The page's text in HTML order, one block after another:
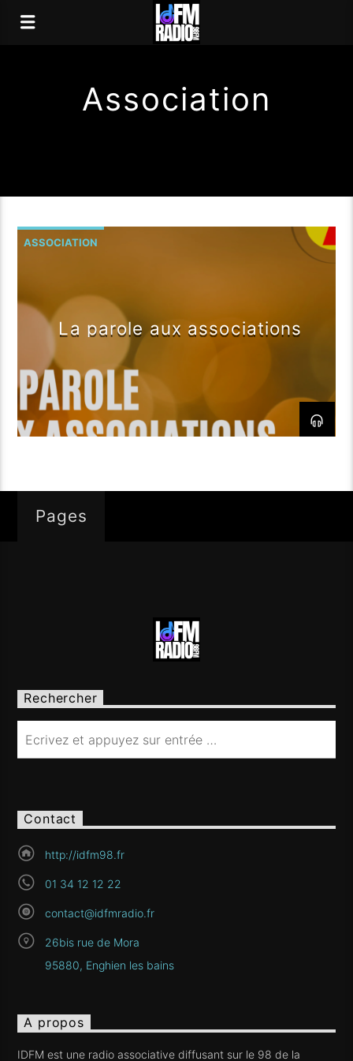
Association
ASSOCIATION
La parole aux associations
Pages
Rechercher
Contact
http://idfm98.fr
01 34 12 12 22
contact@idfmradio.fr
26bis rue de Mora
95880, Enghien les bains
A propos
IDFM est une radio associative diffusant sur le 98 de la